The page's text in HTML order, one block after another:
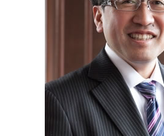
遺産分割協議書 とは
助成金申請 横浜市 相談
事業承継 東京都 税理士
遺言書 相模原市 税理士
資金調達 横浜市 相談